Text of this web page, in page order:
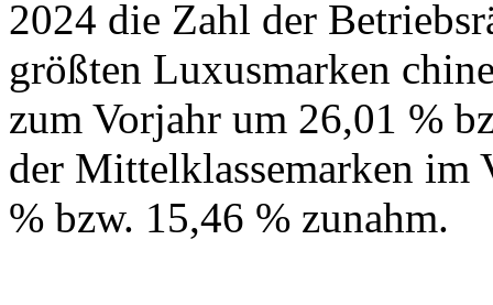
2024 die Zahl der
größten Luxusmarken
zum Vorjahr um 26,01 %
der Mittelklassemarken im
% bzw. 15,46 % zunahm.